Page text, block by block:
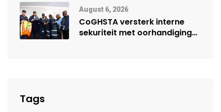
August 6, 2026
CoGHSTA versterk interne
sekuriteit met oorhandiging
Tags